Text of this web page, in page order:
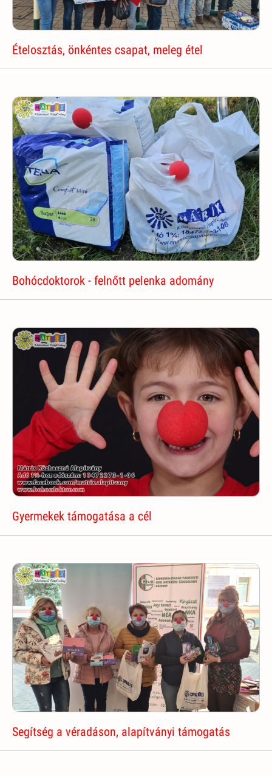
Ételosztás, önkéntes csapat, meleg étel
Bohócdoktorok - felnőtt pelenka adomány
Gyermekek támogatása a cél
Segítség a véradáson, alapítványi támogatás